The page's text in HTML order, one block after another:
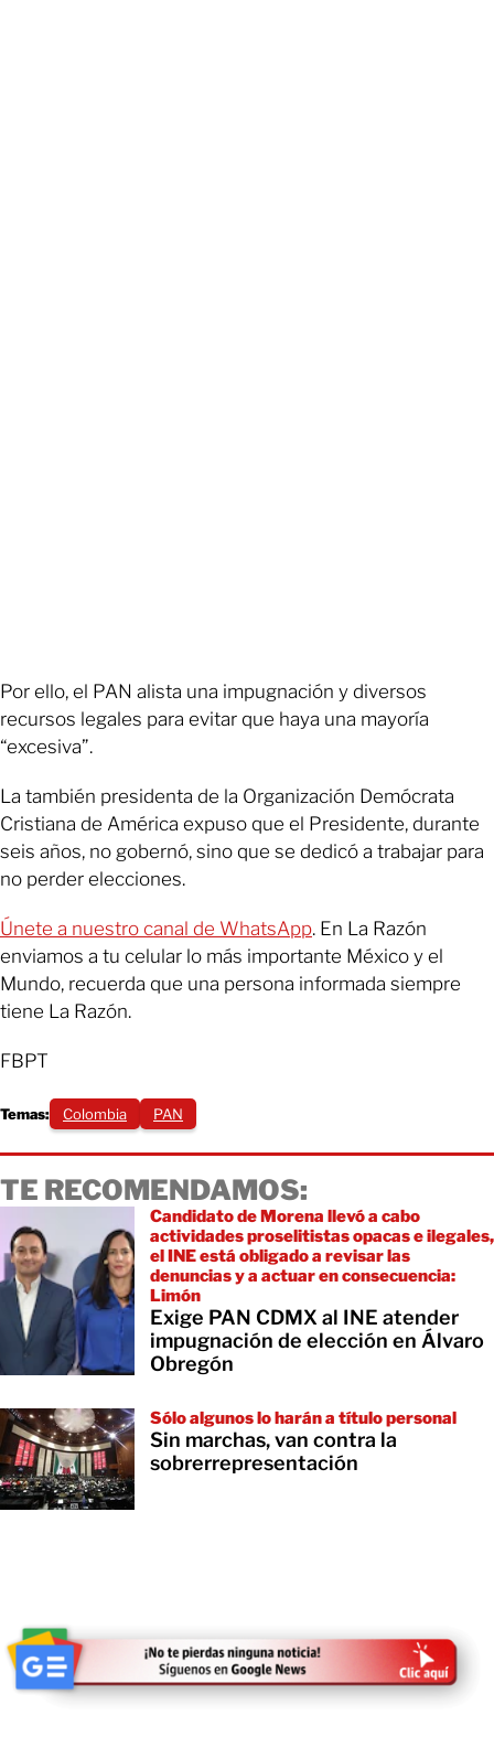
Por ello, el PAN alista una impugnación y diversos
recursos legales para evitar que haya una mayoría
“excesiva”.
La también presidenta de la Organización Demócrata
Cristiana de América expuso que el Presidente, durante
seis años, no gobernó, sino que se dedicó a trabajar para
no perder elecciones.
Únete a nuestro canal de WhatsApp. En La Razón
enviamos a tu celular lo más importante México y el
Mundo, recuerda que una persona informada siempre
tiene La Razón.
FBPT
Temas: Colombia PAN
TE RECOMENDAMOS:
Candidato de Morena llevó a cabo
actividades proselitistas opacas e ilegales,
el INE está obligado a revisar las
denuncias y a actuar en consecuencia:
Limón
Exige PAN CDMX al INE atender
impugnación de elección en Álvaro
Obregón
Sólo algunos lo harán a título personal
Sin marchas, van contra la
sobrerrepresentación